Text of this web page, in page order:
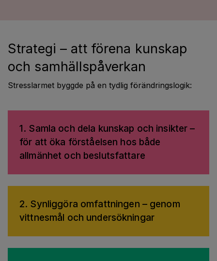
Strategi – att förena kunskap
och samhällspåverkan
Stresslarmet byggde på en tydlig förändringslogik:
1. Samla och dela kunskap och insikter –
för att öka förståelsen hos både
allmänhet och beslutsfattare
2. Synliggöra omfattningen – genom
vittnesmål och undersökningar